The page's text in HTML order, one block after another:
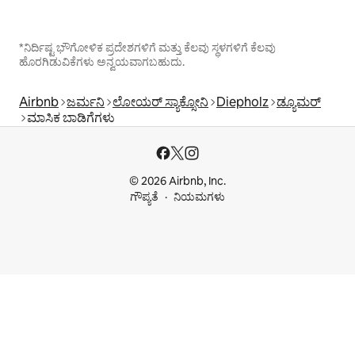
*ನಿರ್ದಿಷ್ಟ ಭೌಗೋಳಿಕ ಪ್ರದೇಶಗಳಿಗೆ ಮತ್ತು ಕೆಲವು ಸ್ಥಳಗಳಿಗೆ ಕೆಲವು
ಹೊರಗಿಡುವಿಕೆಗಳು ಅನ್ವಯವಾಗಬಹುದು.
Airbnb ಜರ್ಮನಿ ಲೋಯರ್ ಸ್ಯಾಕ್ಸೋನಿ Diepholz ಡ್ಯೂಮರ್
ಮಾಸಿಕ ಬಾಡಿಗೆಗಳು
© 2026 Airbnb, Inc.
ಗೌಪ್ಯತೆ
ನಿಯಮಗಳು